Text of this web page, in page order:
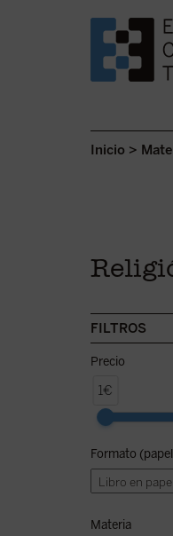
SALTAR AL
Inicio >
FILTROS
Precio
1€
Formato
Materia